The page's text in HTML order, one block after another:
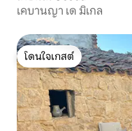
เคบานญา เด มิเกล
โดนใจเกสต์
โดนใจเกสต์